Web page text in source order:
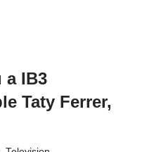
a IB3
Taty Ferrer,